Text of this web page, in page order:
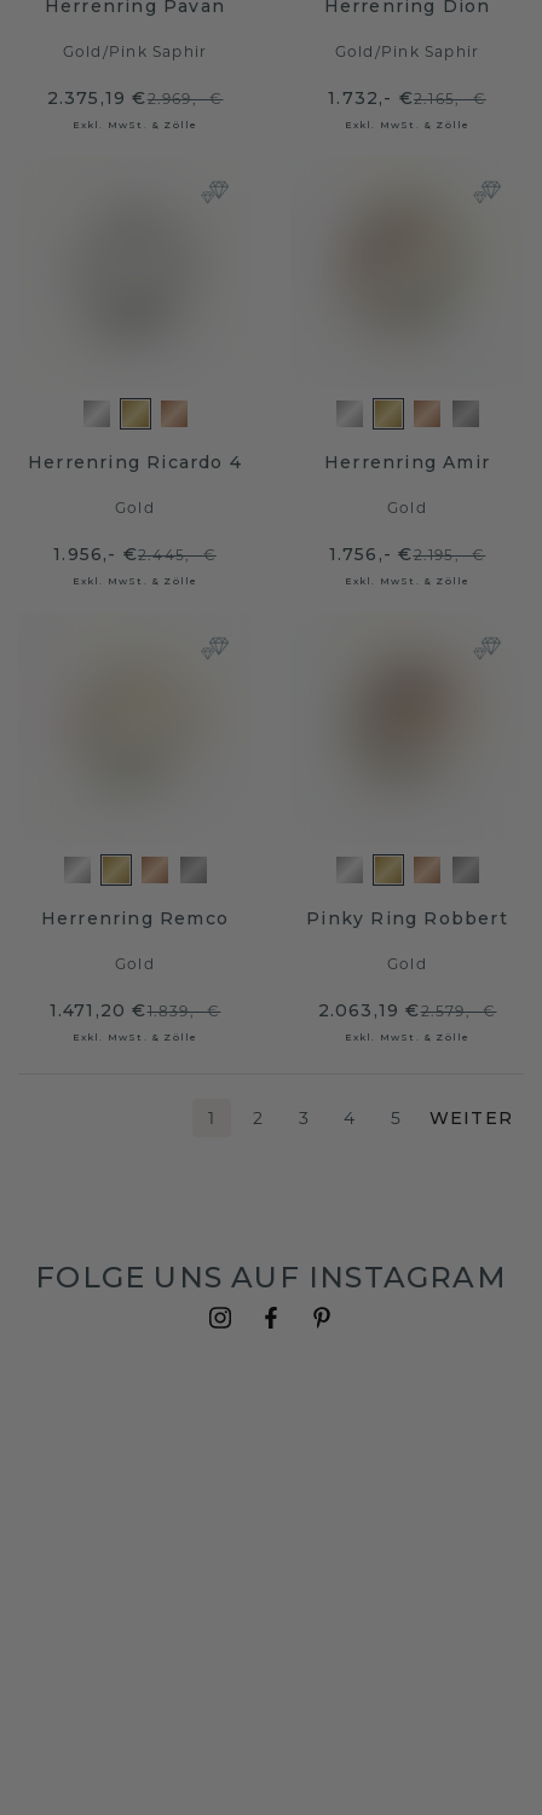
Herrenring Pavan
Gold /Pink Saphir
2.375,19 €2.969,- €
Exkl. MwSt. & Zölle
Herrenring Dion
Gold /Pink Saphir
1.732,- €2.165,- €
Exkl. MwSt. & Zölle
Herrenring Ricardo 4
Gold
1.956,- €2.445,- €
Exkl. MwSt. & Zölle
Herrenring Amir
Gold
1.756,- €2.195,- €
Exkl. MwSt. & Zölle
Herrenring Remco
Gold
1.471,20 €1.839,- €
Exkl. MwSt. & Zölle
Pinky Ring Robbert
Gold
2.063,19 €2.579,- €
Exkl. MwSt. & Zölle
1 2 3 4 5 WEITER
FOLGE UNS AUF INSTAGRAM